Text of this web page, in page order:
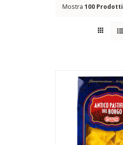
Mostra 100 Prodotti